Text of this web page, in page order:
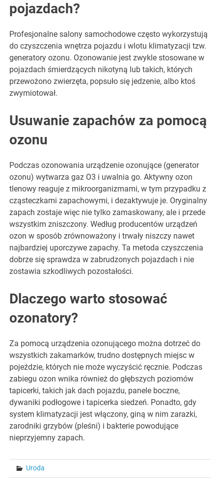
pojazdach?
Profesjonalne salony samochodowe często wykorzystują
do czyszczenia wnętrza pojazdu i wlotu klimatyzacji tzw.
generatory ozonu. Ozonowanie jest zwykle stosowane w
pojazdach śmierdzących nikotyną lub takich, których
przewożono zwierzęta, popsuło się jedzenie, albo ktoś
zwymiotował.
Usuwanie zapachów za pomocą
ozonu
Podczas ozonowania urządzenie ozonujące (generator
ozonu) wytwarza gaz O3 i uwalnia go. Aktywny ozon
tlenowy reaguje z mikroorganizmami, w tym przypadku z
cząsteczkami zapachowymi, i dezaktywuje je. Oryginalny
zapach zostaje więc nie tylko zamaskowany, ale i przede
wszystkim zniszczony. Według producentów urządzeń
ozon w sposób zrównoważony i trwały niszczy nawet
najbardziej uporczywe zapachy. Ta metoda czyszczenia
dobrze się sprawdza w zabrudzonych pojazdach i nie
zostawia szkodliwych pozostałości.
Dlaczego warto stosować
ozonatory?
Za pomocą urządzenia ozonującego można dotrzeć do
wszystkich zakamarków, trudno dostępnych miejsc w
pojeździe, których nie może wyczyścić ręcznie. Podczas
zabiegu ozon wnika również do głębszych poziomów
tapicerki, takich jak dach pojazdu, panele boczne,
dywaniki podłogowe i tapicerka siedzeń. Ponadto, gdy
system klimatyzacji jest włączony, giną w nim zarazki,
zarodniki grzybów (pleśni) i bakterie powodujące
nieprzyjemny zapach.
Uroda